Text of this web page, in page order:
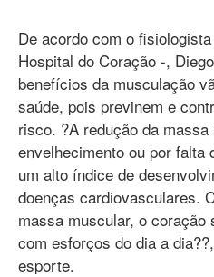
De acordo com o
Hospital do Coração -,
benefícios da musculação
saúde, pois previnem e
risco. ?A redução da
envelhecimento ou por
um alto índice de
doenças cardiovasculares.
massa muscular, o coração
com esforços do dia a
esporte.